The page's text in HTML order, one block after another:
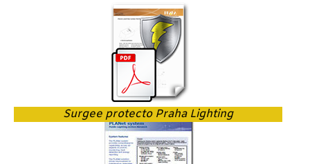
Surgee protecto Praha Lighting